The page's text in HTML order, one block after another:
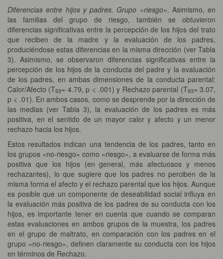
Diferencias entre hijos y padres. Grupo «riesgo». Asimismo, en
las familias del grupo de riesgo, también se obtuvieron
diferencias significativas entre la percepción de los hijos del trato
que reciben de la madre y la evaluación de los padres,
produciéndose estas diferencias en la misma dirección (ver Tabla
3). Asimismo, se observaron diferencias significativas entre la
percepción de los hijos de la conducta del padre y la evaluación
de los padres, en ambas dimensiones de la conducta parental:
Calor/Afecto (T93= 4.79, p < .001) y Rechazo parental (T93= 3.07,
p < .01). En ambos casos, como se desprende por la dirección de
las medias (ver Tabla 3), la evaluación de los padres es más
positiva, en el sentido de un mayor calor y afecto y un menor
rechazo hacia los hijos.
Estos resultados indican una tendencia de los padres, tanto en
los grupos «no-riesgo» como «riesgo», a evaluarse de forma más
positiva que los hijos (en general, más afectuosos y menos
rechazantes), lo que sugiere que los padres no perciben de la
misma forma el afecto y el rechazo parental que los hijos. Aunque
es posible que un componente de deseabilidad social influya en
la evaluación más positiva de los padres de su conducta con los
hijos, es importante tener en cuenta que cuando se comparan
estas evaluaciones en ambos grupos de la muestra, los padres
en el grupo de maltrato, en comparación con los padres en el
grupo «no-riesgo», definen claramente su conducta con los hijos
en términos de Rechazo.